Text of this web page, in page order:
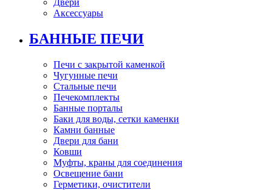
Двери
Аксессуары
БАННЫЕ ПЕЧИ
Печи с закрытой каменкой
Чугунные печи
Стальные печи
Печекомплекты
Банные порталы
Баки для воды, сетки каменки
Камни банные
Двери для бани
Ковши
Муфты, краны для соединения
Освещение бани
Герметики, очистители